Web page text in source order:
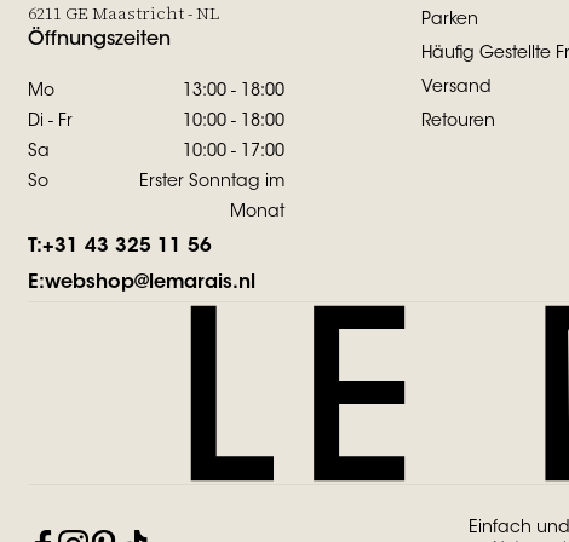
6211 GE Maastricht - NL
Öffnungszeiten
Mo
13:00 - 18:00
Di - Fr
10:00 - 18:00
Sa
10:00 - 17:00
So
Erster Sonntag im
Monat
T:+31 43 325 11 56
E:webshop@lemarais.nl
Parken
Häufig Gestellte
Versand
Retouren
Einfach